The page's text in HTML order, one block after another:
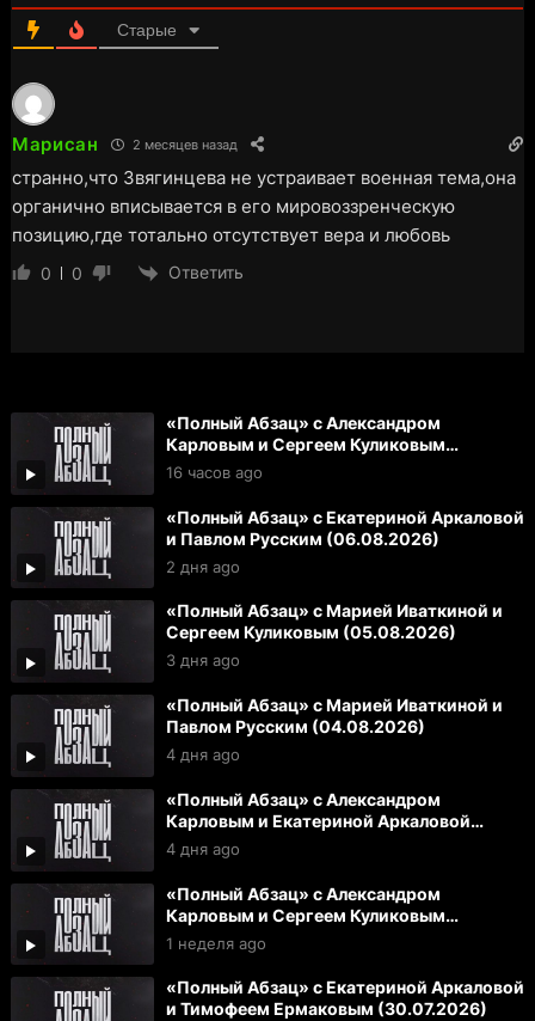
Старые
Марисан 2 месяцев назад
странно,что Звягинцева не устраивает военная тема,она
органично вписывается в его мировоззренческую
позицию,где тотально отсутствует вера и любовь
0 0 Ответить
«Полный Абзац» с Александром
Карловым и Сергеем Куликовым
(07.08.2026)
16 часов ago
«Полный Абзац» с Екатериной Аркаловой
и Павлом Русским (06.08.2026)
2 дня ago
«Полный Абзац» с Марией Иваткиной и
Сергеем Куликовым (05.08.2026)
3 дня ago
«Полный Абзац» с Марией Иваткиной и
Павлом Русским (04.08.2026)
4 дня ago
«Полный Абзац» с Александром
Карловым и Екатериной Аркаловой
(03.08.2026)
4 дня ago
«Полный Абзац» с Александром
Карловым и Сергеем Куликовым
(31.07.2026)
1 неделя ago
«Полный Абзац» с Екатериной Аркаловой
и Тимофеем Ермаковым (30.07.2026)